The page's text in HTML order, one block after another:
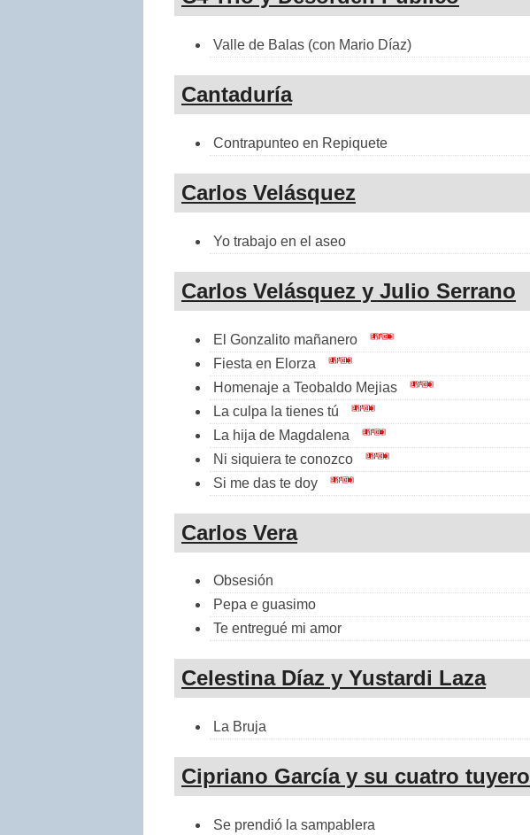
Valle de Balas (con Mario Díaz)
Cantaduría
Contrapunteo en Repiquete
Carlos Velásquez
Yo trabajo en el aseo
Carlos Velásquez y Julio Serrano
El Gonzalito mañanero
Fiesta en Elorza
Homenaje a Teobaldo Mejias
La culpa la tienes tú
La hija de Magdalena
Ni siquiera te conozco
Si me das te doy
Carlos Vera
Obsesión
Pepa e guasimo
Te entregué mi amor
Celestina Díaz y Yustardi Laza
La Bruja
Cipriano García y su cuatro tuyero
Se prendió la sampablera